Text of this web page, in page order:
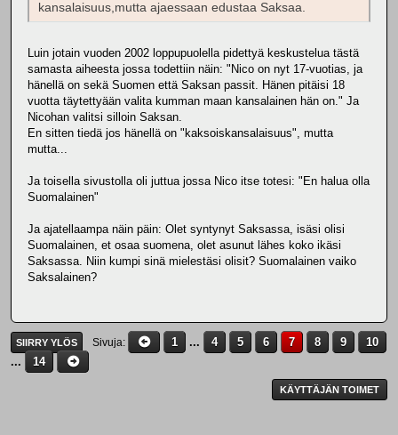
kansalaisuus,mutta ajaessaan edustaa Saksaa.
Luin jotain vuoden 2002 loppupuolella pidettyä keskustelua tästä
samasta aiheesta jossa todettiin näin: "Nico on nyt 17-vuotias, ja
hänellä on sekä Suomen että Saksan passit. Hänen pitäisi 18
vuotta täytettyään valita kumman maan kansalainen hän on." Ja
Nicohan valitsi silloin Saksan.
En sitten tiedä jos hänellä on "kaksoiskansalaisuus", mutta
mutta...
Ja toisella sivustolla oli juttua jossa Nico itse totesi: "En halua olla
Suomalainen"
Ja ajatellaampa näin päin: Olet syntynyt Saksassa, isäsi olisi
Suomalainen, et osaa suomena, olet asunut lähes koko ikäsi
Saksassa. Niin kumpi sinä mielestäsi olisit? Suomalainen vaiko
Saksalainen?
SIIRRY YLÖS Sivuja 1 ... 4 5 6 7 8 9
10
...
14
KÄYTTÄJÄN TOIMET